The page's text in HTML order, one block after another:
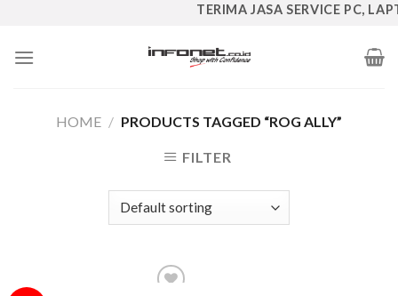
content
TERIMA JASA SERVICE PC,
HOME / PRODUCTS TAGGED “ROG ALLY”
FILTER